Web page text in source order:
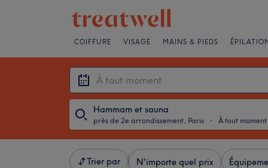
COIFFURE VISAGE MAINS & PIEDS ÉPILATION
Hammam et sauna
près de 2e arrondissement, Paris ・ À tout moment
Trier par N'importe quel prix